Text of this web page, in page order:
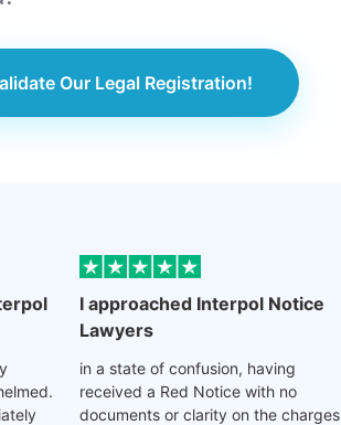
Our Legal Registration!
I approached Interpol Notice
Lawyers
in a state of confusion, having
received a Red Notice with no
documents or clarity on the charges